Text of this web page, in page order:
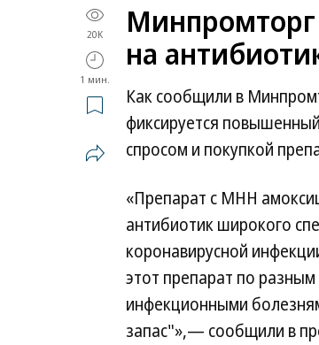
20K
1 мин.
на
Как сообщили в
фиксируется
спросом и покупкой
«Препарат с МНН
антибиотик широкого
коронавирусной
этот препарат по
инфекционными
запас"»,— сообщили в